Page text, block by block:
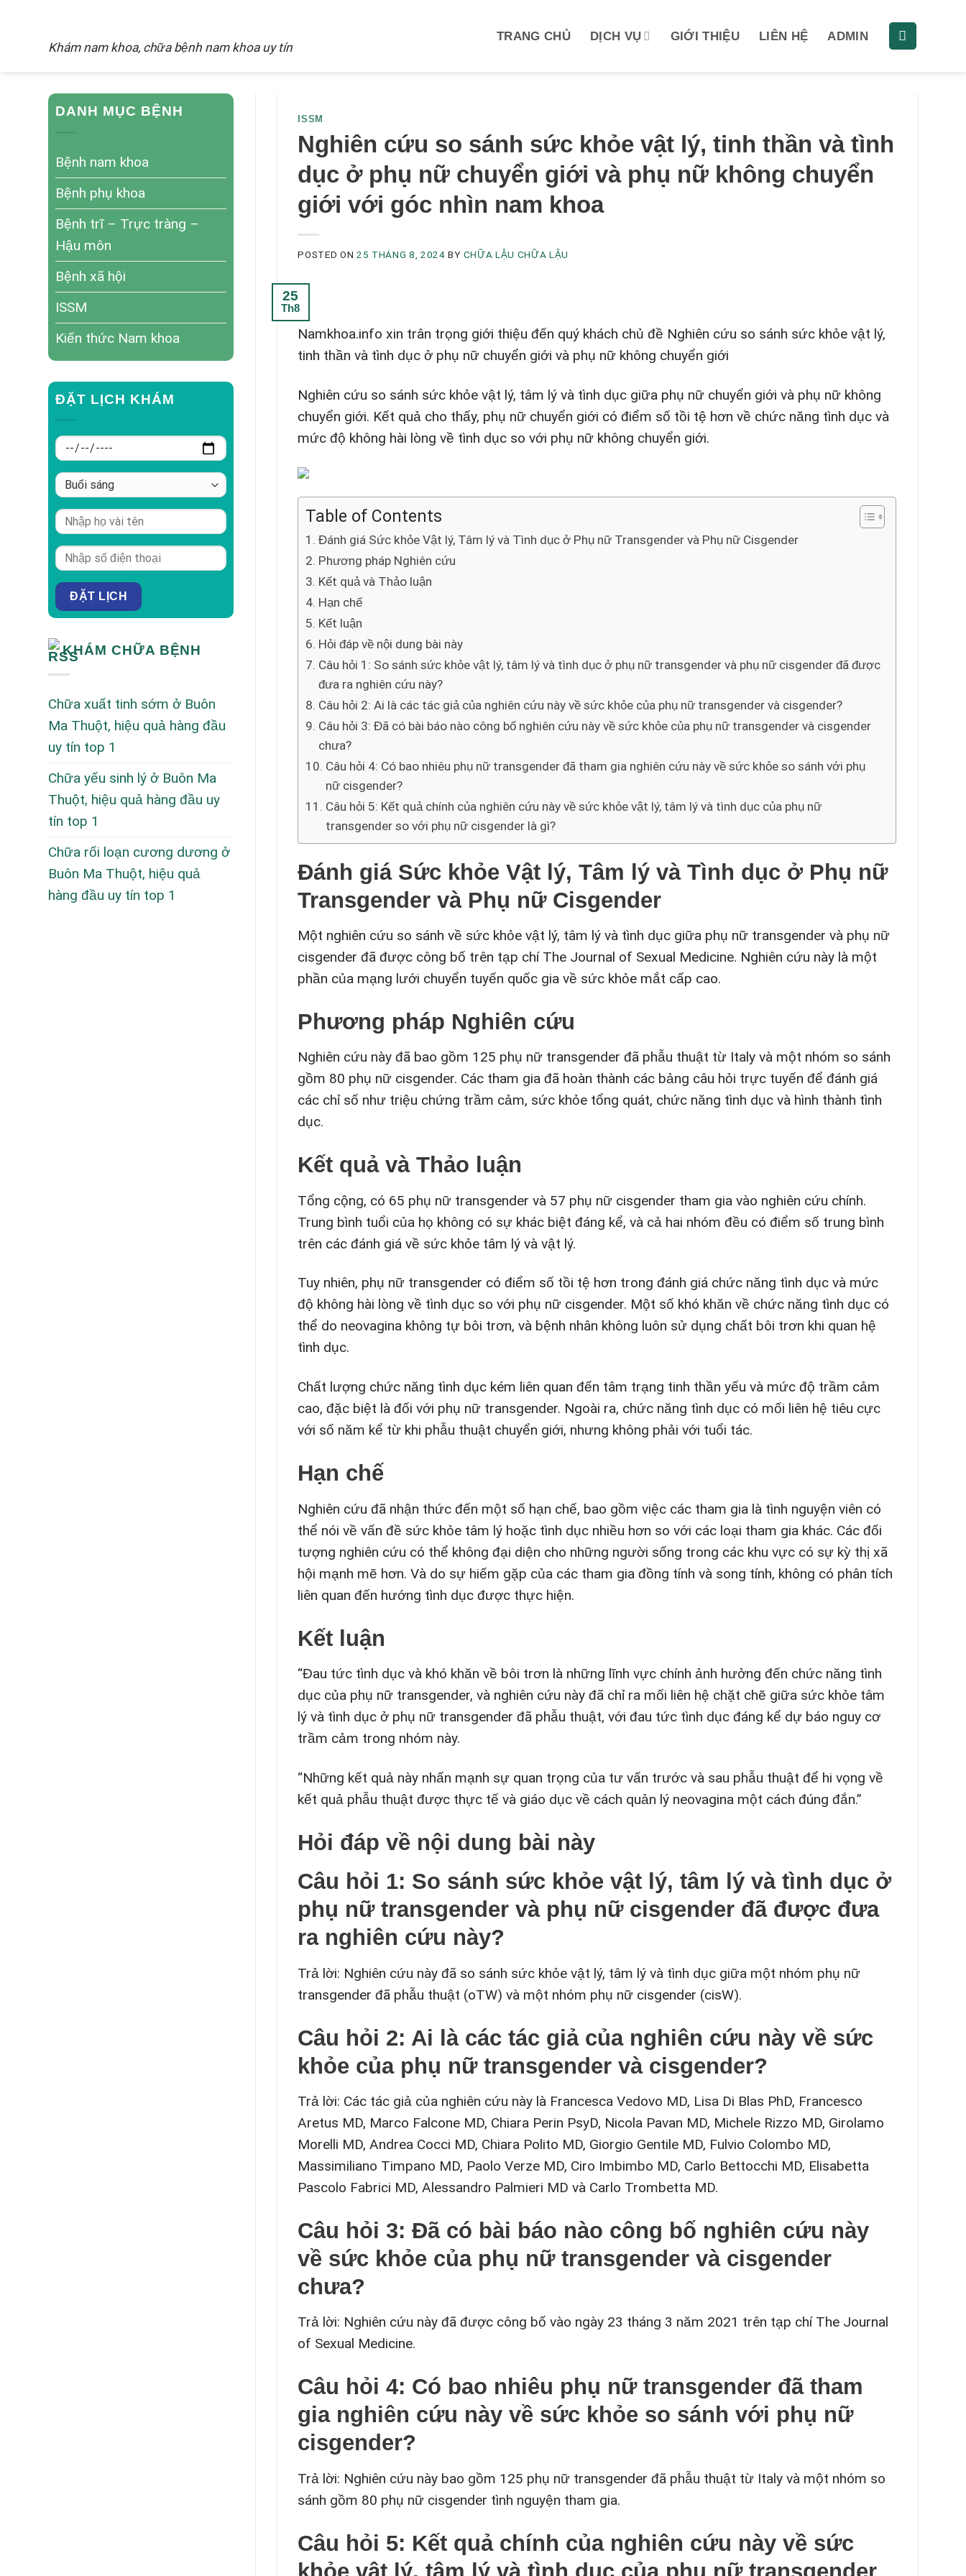
Khám nam khoa, chữa bệnh nam khoa uy tín
TRANG CHỦ DỊCH VỤ GIỚI THIỆU LIÊN HỆ ADMIN
DANH MỤC BỆNH
Bệnh nam khoa
Bệnh phụ khoa
Bệnh trĩ – Trực tràng –
Hậu môn
Bệnh xã hội
ISSM
Kiến thức Nam khoa
ĐẶT LỊCH KHÁM
KHÁM CHỮA BỆNH
Chữa xuất tinh sớm ở Buôn
Ma Thuột, hiệu quả hàng đầu
uy tín top 1
Chữa yếu sinh lý ở Buôn Ma
Thuột, hiệu quả hàng đầu uy
tín top 1
Chữa rối loạn cương dương ở
Buôn Ma Thuột, hiệu quả
hàng đầu uy tín top 1
ISSM
Nghiên cứu so sánh sức khỏe vật lý, tinh thần và tình
dục ở phụ nữ chuyển giới và phụ nữ không chuyển
giới với góc nhìn nam khoa
POSTED ON25 THÁNG 8, 2024 BY CHỮA LẬU CHỮA LẬU
25
Th8
Namkhoa.info xin trân trọng giới thiệu đến quý khách chủ đề Nghiên cứu so sánh sức khỏe vật lý,
tinh thần và tình dục ở phụ nữ chuyển giới và phụ nữ không chuyển giới
Nghiên cứu so sánh sức khỏe vật lý, tâm lý và tình dục giữa phụ nữ chuyển giới và phụ nữ không
chuyển giới. Kết quả cho thấy, phụ nữ chuyển giới có điểm số tồi tệ hơn về chức năng tình dục và
mức độ không hài lòng về tình dục so với phụ nữ không chuyển giới.
Table of Contents
Đánh giá Sức khỏe Vật lý, Tâm lý và Tình dục ở Phụ nữ Transgender và Phụ nữ Cisgender
Phương pháp Nghiên cứu
Kết quả và Thảo luận
Hạn chế
Kết luận
Hỏi đáp về nội dung bài này
Câu hỏi 1: So sánh sức khỏe vật lý, tâm lý và tình dục ở phụ nữ transgender và phụ nữ cisgender đã được
đưa ra nghiên cứu này?
Câu hỏi 2: Ai là các tác giả của nghiên cứu này về sức khỏe của phụ nữ transgender và cisgender?
Câu hỏi 3: Đã có bài báo nào công bố nghiên cứu này về sức khỏe của phụ nữ transgender và cisgender
chưa?
Câu hỏi 4: Có bao nhiêu phụ nữ transgender đã tham gia nghiên cứu này về sức khỏe so sánh với phụ
nữ cisgender?
Câu hỏi 5: Kết quả chính của nghiên cứu này về sức khỏe vật lý, tâm lý và tình dục của phụ nữ
transgender so với phụ nữ cisgender là gì?
Đánh giá Sức khỏe Vật lý, Tâm lý và Tình dục ở Phụ nữ
Transgender và Phụ nữ Cisgender
Một nghiên cứu so sánh về sức khỏe vật lý, tâm lý và tình dục giữa phụ nữ transgender và phụ nữ
cisgender đã được công bố trên tạp chí The Journal of Sexual Medicine. Nghiên cứu này là một
phần của mạng lưới chuyển tuyến quốc gia về sức khỏe mắt cấp cao.
Phương pháp Nghiên cứu
Nghiên cứu này đã bao gồm 125 phụ nữ transgender đã phẫu thuật từ Italy và một nhóm so sánh
gồm 80 phụ nữ cisgender. Các tham gia đã hoàn thành các bảng câu hỏi trực tuyến để đánh giá
các chỉ số như triệu chứng trầm cảm, sức khỏe tổng quát, chức năng tình dục và hình thành tình
dục.
Kết quả và Thảo luận
Tổng cộng, có 65 phụ nữ transgender và 57 phụ nữ cisgender tham gia vào nghiên cứu chính.
Trung bình tuổi của họ không có sự khác biệt đáng kể, và cả hai nhóm đều có điểm số trung bình
trên các đánh giá về sức khỏe tâm lý và vật lý.
Tuy nhiên, phụ nữ transgender có điểm số tồi tệ hơn trong đánh giá chức năng tình dục và mức
độ không hài lòng về tình dục so với phụ nữ cisgender. Một số khó khăn về chức năng tình dục có
thể do neovagina không tự bôi trơn, và bệnh nhân không luôn sử dụng chất bôi trơn khi quan hệ
tình dục.
Chất lượng chức năng tình dục kém liên quan đến tâm trạng tinh thần yếu và mức độ trầm cảm
cao, đặc biệt là đối với phụ nữ transgender. Ngoài ra, chức năng tình dục có mối liên hệ tiêu cực
với số năm kể từ khi phẫu thuật chuyển giới, nhưng không phải với tuổi tác.
Hạn chế
Nghiên cứu đã nhận thức đến một số hạn chế, bao gồm việc các tham gia là tình nguyện viên có
thể nói về vấn đề sức khỏe tâm lý hoặc tình dục nhiều hơn so với các loại tham gia khác. Các đối
tượng nghiên cứu có thể không đại diện cho những người sống trong các khu vực có sự kỳ thị xã
hội mạnh mẽ hơn. Và do sự hiếm gặp của các tham gia đồng tính và song tính, không có phân tích
liên quan đến hướng tình dục được thực hiện.
Kết luận
“Đau tức tình dục và khó khăn về bôi trơn là những lĩnh vực chính ảnh hưởng đến chức năng tình
dục của phụ nữ transgender, và nghiên cứu này đã chỉ ra mối liên hệ chặt chẽ giữa sức khỏe tâm
lý và tình dục ở phụ nữ transgender đã phẫu thuật, với đau tức tình dục đáng kể dự báo nguy cơ
trầm cảm trong nhóm này.
“Những kết quả này nhấn mạnh sự quan trọng của tư vấn trước và sau phẫu thuật để hi vọng về
kết quả phẫu thuật được thực tế và giáo dục về cách quản lý neovagina một cách đúng đắn.”
Hỏi đáp về nội dung bài này
Câu hỏi 1: So sánh sức khỏe vật lý, tâm lý và tình dục ở
phụ nữ transgender và phụ nữ cisgender đã được đưa
ra nghiên cứu này?
Trả lời: Nghiên cứu này đã so sánh sức khỏe vật lý, tâm lý và tình dục giữa một nhóm phụ nữ
transgender đã phẫu thuật (oTW) và một nhóm phụ nữ cisgender (cisW).
Câu hỏi 2: Ai là các tác giả của nghiên cứu này về sức
khỏe của phụ nữ transgender và cisgender?
Trả lời: Các tác giả của nghiên cứu này là Francesca Vedovo MD, Lisa Di Blas PhD, Francesco
Aretus MD, Marco Falcone MD, Chiara Perin PsyD, Nicola Pavan MD, Michele Rizzo MD, Girolamo
Morelli MD, Andrea Cocci MD, Chiara Polito MD, Giorgio Gentile MD, Fulvio Colombo MD,
Massimiliano Timpano MD, Paolo Verze MD, Ciro Imbimbo MD, Carlo Bettocchi MD, Elisabetta
Pascolo Fabrici MD, Alessandro Palmieri MD và Carlo Trombetta MD.
Câu hỏi 3: Đã có bài báo nào công bố nghiên cứu này
về sức khỏe của phụ nữ transgender và cisgender
chưa?
Trả lời: Nghiên cứu này đã được công bố vào ngày 23 tháng 3 năm 2021 trên tạp chí The Journal
of Sexual Medicine.
Câu hỏi 4: Có bao nhiêu phụ nữ transgender đã tham
gia nghiên cứu này về sức khỏe so sánh với phụ nữ
cisgender?
Trả lời: Nghiên cứu này bao gồm 125 phụ nữ transgender đã phẫu thuật từ Italy và một nhóm so
sánh gồm 80 phụ nữ cisgender tình nguyện tham gia.
Câu hỏi 5: Kết quả chính của nghiên cứu này về sức